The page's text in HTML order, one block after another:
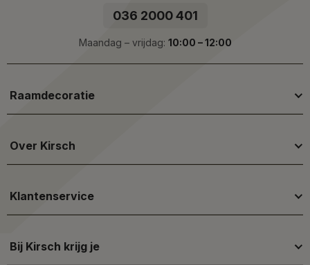
036 2000 401
Maandag – vrijdag: 10:00 – 12:00
Raamdecoratie
Over Kirsch
Klantenservice
Bij Kirsch krijg je